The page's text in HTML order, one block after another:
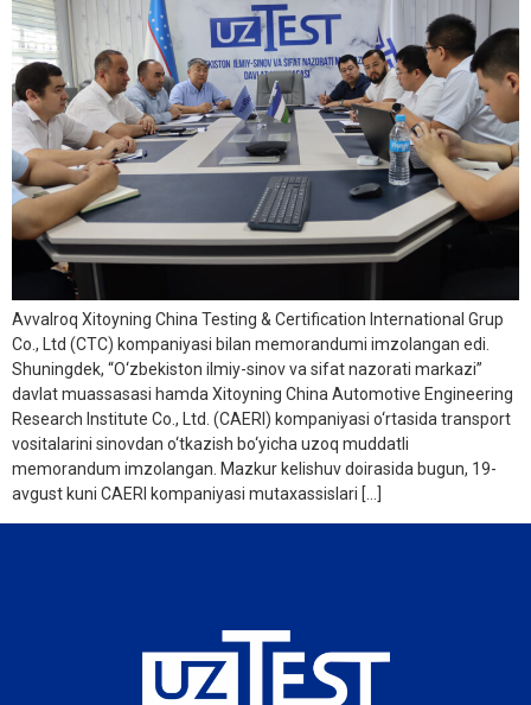
Avvalroq Xitoyning China Testing & Certification International Grup
Co., Ltd (CTC) kompaniyasi bilan memorandumi imzolangan edi.
Shuningdek, “O‘zbekiston ilmiy-sinov va sifat nazorati markazi”
davlat muassasasi hamda Xitoyning China Automotive Engineering
Research Institute Co., Ltd. (CAERI) kompaniyasi o‘rtasida transport
vositalarini sinovdan o‘tkazish bo‘yicha uzoq muddatli
memorandum imzolangan. Mazkur kelishuv doirasida bugun, 19-
avgust kuni CAERI kompaniyasi mutaxassislari […]